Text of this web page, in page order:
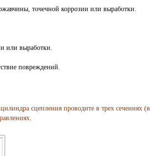
точечной коррозии или выработки.
или выработки.
повреждений.
сцепления проводите в трех сечениях (в